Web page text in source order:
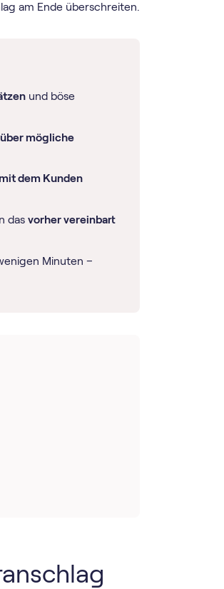
am Ende überschreiten.
und böse
mögliche
dem Kunden
dasvorher vereinbart
Minuten –